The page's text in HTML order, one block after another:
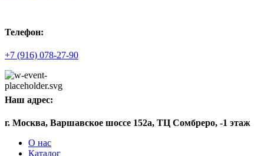
Телефон:
+7 (916) 078-27-90
Наш адрес:
г. Москва, Варшавское шоссе 152а, ТЦ Сомбреро, -1 этаж
О нас
Каталог